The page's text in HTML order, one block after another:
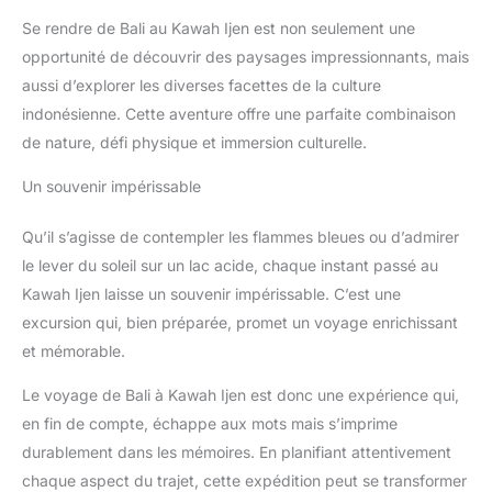
Se rendre de Bali au Kawah Ijen est non seulement une
opportunité de découvrir des paysages impressionnants, mais
aussi d’explorer les diverses facettes de la culture
indonésienne. Cette aventure offre une parfaite combinaison
de nature, défi physique et immersion culturelle.
Un souvenir impérissable
Qu’il s’agisse de contempler les flammes bleues ou d’admirer
le lever du soleil sur un lac acide, chaque instant passé au
Kawah Ijen laisse un souvenir impérissable. C’est une
excursion qui, bien préparée, promet un voyage enrichissant
et mémorable.
Le voyage de Bali à Kawah Ijen est donc une expérience qui,
en fin de compte, échappe aux mots mais s’imprime
durablement dans les mémoires. En planifiant attentivement
chaque aspect du trajet, cette expédition peut se transformer